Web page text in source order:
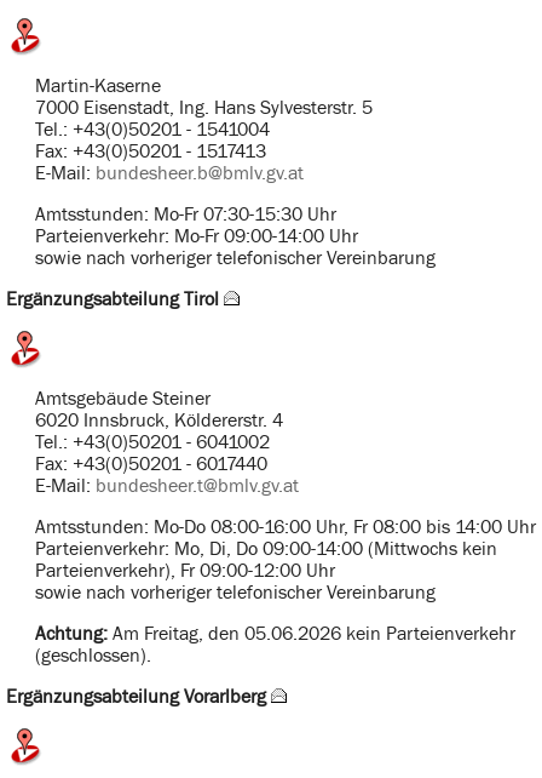
Martin-Kaserne
7000 Eisenstadt, Ing. Hans Sylvesterstr. 5
Tel.: +43(0)50201 - 1541004
Fax: +43(0)50201 - 1517413
E-Mail: bundesheer.b@bmlv.gv.at
Amtsstunden: Mo-Fr 07:30-15:30 Uhr
Parteienverkehr: Mo-Fr 09:00-14:00 Uhr
sowie nach vorheriger telefonischer Vereinbarung
Ergänzungsabteilung Tirol
Amtsgebäude Steiner
6020 Innsbruck, Köldererstr. 4
Tel.: +43(0)50201 - 6041002
Fax: +43(0)50201 - 6017440
E-Mail: bundesheer.t@bmlv.gv.at
Amtsstunden: Mo-Do 08:00-16:00 Uhr, Fr 08:00 bis 14:00 Uhr
Parteienverkehr: Mo, Di, Do 09:00-14:00 (Mittwochs kein
Parteienverkehr), Fr 09:00-12:00 Uhr
sowie nach vorheriger telefonischer Vereinbarung
Achtung:Am Freitag, den 05.06.2026 kein Parteienverkehr
(geschlossen).
Ergänzungsabteilung Vorarlberg